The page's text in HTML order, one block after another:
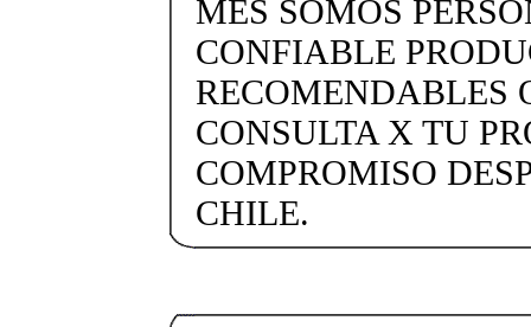
MES SOMOS
CONFIABLE
RECOMENDABLES
CONSULTA X TU
COMPROMISO
CHILE.